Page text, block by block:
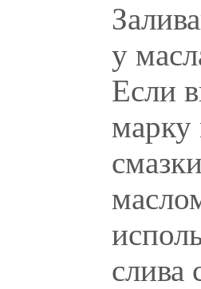
у
Если
марку
слива